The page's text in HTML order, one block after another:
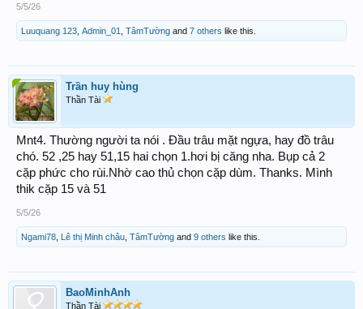
5/5/26
Luuquang 123 Admin_01 TâmTường and 7 others like this.
Trần huy hùng
Thần Tài
Mnt4. Thường người ta nói . Đầu trâu mặt ngựa, hay đồ trâu
chó. 52 ,25 hay 51,15 hai chọn 1.hơi bị căng nha. Bụp cả 2
cặp phức cho rùi.Nhờ cao thủ chọn cặp dùm. Thanks. Mình
thik cặp 15 và 51
5/5/26
Ngami78 Lê thị Minh châu TâmTường and 9 others like this.
BaoMinhAnh
Thần Tài